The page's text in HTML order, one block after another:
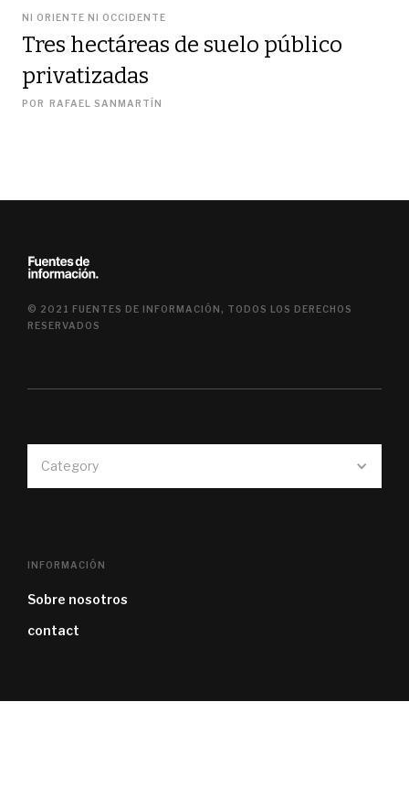
NI ORIENTE NI OCCIDENTE
Tres hectáreas de suelo público
privatizadas
POR RAFAEL SANMARTÍN
© 2021 FUENTES DE INFORMACIÓN, TODOS LOS DERECHOS
RESERVADOS
Category
INFORMACIÓN
Sobre nosotros
contact